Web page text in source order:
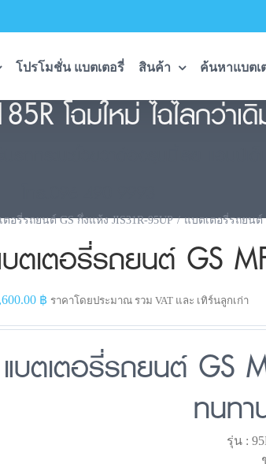
โปรโมชั่น แบตเตอรี่ สินค้า ค้นหาแบตเ
โฉมใหม่ ไฉไลกว่
อรี่รถยนต์ GS กึ่งแห้ง JIS31R-95UP แบตเตอรี่รถยนต์
ตเตอรี่รถยนต์ GS
฿ ราคาโดยประมาณ รวม VAT และ เทิร์นลูกเก่า
แบตเตอรี่รถยนต์ GS
ทนท
รุ่น :